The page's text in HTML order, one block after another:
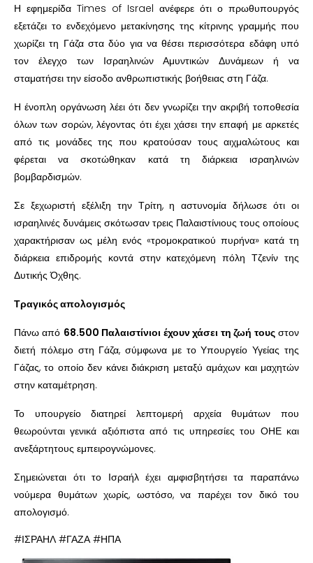
Η εφημερίδα Times of Israel ανέφερε ότι ο πρωθυπουργός
εξετάζει το ενδεχόμενο μετακίνησης της κίτρινης γραμμής που
χωρίζει τη Γάζα στα δύο για να θέσει περισσότερα εδάφη υπό
τον έλεγχο των Ισραηλινών Αμυντικών Δυνάμεων ή να
σταματήσει την είσοδο ανθρωπιστικής βοήθειας στη Γάζα.
Η ένοπλη οργάνωση λέει ότι δεν γνωρίζει την ακριβή τοποθεσία
όλων των σορών, λέγοντας ότι έχει χάσει την επαφή με αρκετές
από τις μονάδες της που κρατούσαν τους αιχμαλώτους και
φέρεται να σκοτώθηκαν κατά τη διάρκεια ισραηλινών
βομβαρδισμών.
Σε ξεχωριστή εξέλιξη την Τρίτη, η αστυνομία δήλωσε ότι οι
ισραηλινές δυνάμεις σκότωσαν τρεις Παλαιστίνιους τους οποίους
χαρακτήρισαν ως μέλη ενός «τρομοκρατικού πυρήνα» κατά τη
διάρκεια επιδρομής κοντά στην κατεχόμενη πόλη Τζενίν της
Δυτικής Όχθης.
Τραγικός απολογισμός
Πάνω από 68.500 Παλαιστίνιοι έχουν χάσει τη ζωή τουςστον
διετή πόλεμο στη Γάζα, σύμφωνα με το Υπουργείο Υγείας της
Γάζας, το οποίο δεν κάνει διάκριση μεταξύ αμάχων και μαχητών
στην καταμέτρηση.
Το υπουργείο διατηρεί λεπτομερή αρχεία θυμάτων που
θεωρούνται γενικά αξιόπιστα από τις υπηρεσίες του ΟΗΕ και
ανεξάρτητους εμπειρογνώμονες.
Σημειώνεται ότι το Ισραήλ έχει αμφισβητήσει τα παραπάνω
νούμερα θυμάτων χωρίς, ωστόσο, να παρέχει τον δικό του
απολογισμό.
#ΙΣΡΑΗΛ #ΓΑΖΑ #ΗΠΑ